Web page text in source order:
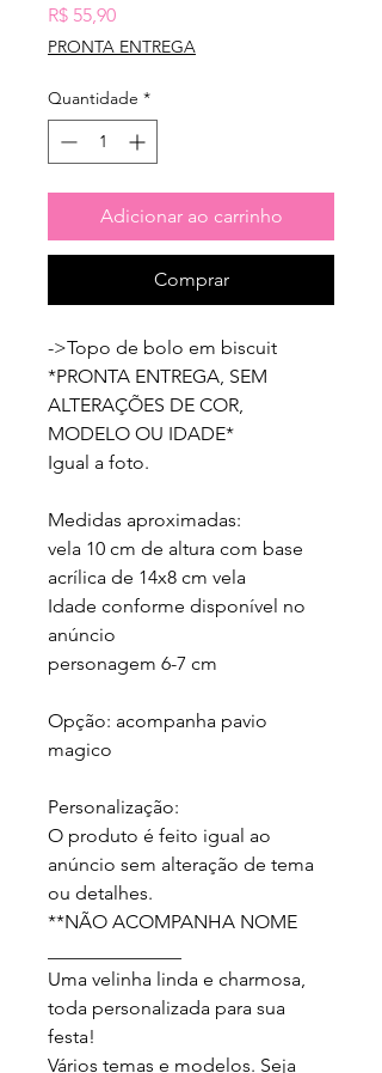
R$ 55,90Preço
PRONTA ENTREGA
Quantidade *
Adicionar ao carrinho
Comprar
->Topo de bolo em biscuit
*PRONTA ENTREGA, SEM
ALTERAÇÕES DE COR,
MODELO OU IDADE*
Igual a foto.
Medidas aproximadas:
vela 10 cm de altura com base
acrílica de 14x8 cm vela
Idade conforme disponível no
anúncio
personagem 6-7 cm
Opção: acompanha pavio
magico
Personalização:
O produto é feito igual ao
anúncio sem alteração de tema
ou detalhes.
**NÃO ACOMPANHA NOME
Uma velinha linda e charmosa,
toda personalizada para sua
festa!
Vários temas e modelos. Seja